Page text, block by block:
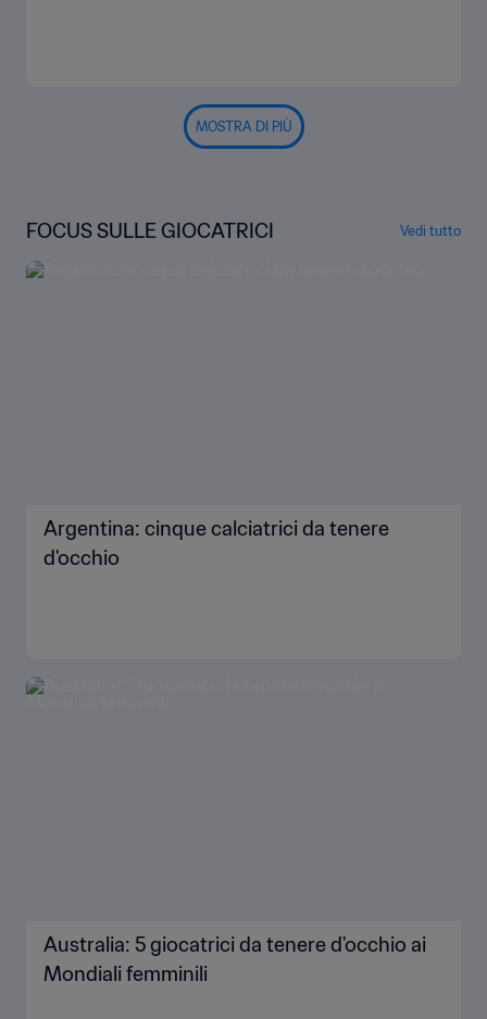
MOSTRA DI PIÙ
FOCUS SULLE GIOCATRICI Vedi tutto
Argentina: cinque calciatrici da tenere
d'occhio
Australia: 5 giocatrici da tenere d'occhio ai
Mondiali femminili